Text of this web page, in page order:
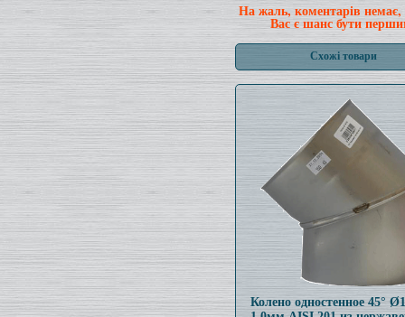
На жаль, коментарів немає,
Вас є шанс бути
Схожі товари
Колено одностенное 45°